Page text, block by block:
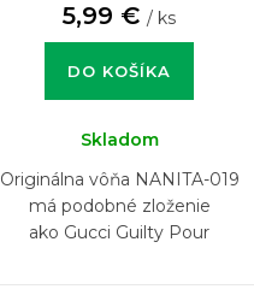
5,99 € / ks
DO KOŠÍKA
Skladom
Originálna vôňa NANITA-019
má podobné zloženie
ako Gucci Guilty Pour